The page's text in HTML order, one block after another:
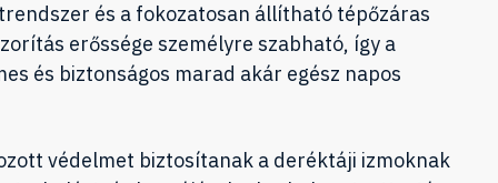
és a fokozatosan állítható tépőzáras
erőssége személyre szabható, így a
és biztonságos marad akár egész napos
védelmet biztosítanak a deréktáji izmoknak